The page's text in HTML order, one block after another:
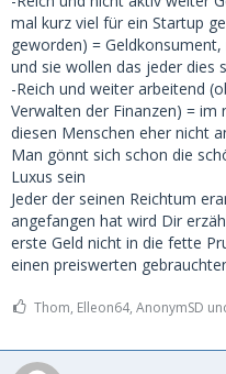
mal kurz viel für ein Startup
geworden) =
und sie wollen das jeder dies
-Reich und weiter arbeitend
Verwalten der Finanzen) =
diesen Menschen eher nicht
Man gönnt sich schon die
Luxus sein
Jeder der seinen Reichtum
angefangen hat wird Dir
erste Geld nicht in die fette
einen preiswerten
Thom, Elleon64, AnonymSD